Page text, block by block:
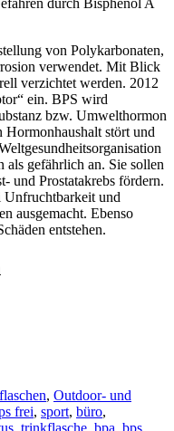
durch Bisphenol A
von Polykarbonaten,
verwendet. Mit Blick
verzichtet werden. 2012
ein. BPS wird
bzw. Umwelthormon
Hormonhaushalt stört und
gefährlich an. Sie sollen
und Prostatakrebs fördern.
Unfruchtbarkeit und
ausgemacht. Ebenso
entstehen.
, Outdoor- und
frei, sport, büro,
trinkflasche bpa bps